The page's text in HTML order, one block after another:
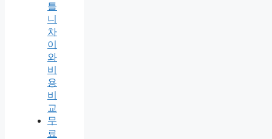
틀
니
차
이
와
비
용
비
교
무
료